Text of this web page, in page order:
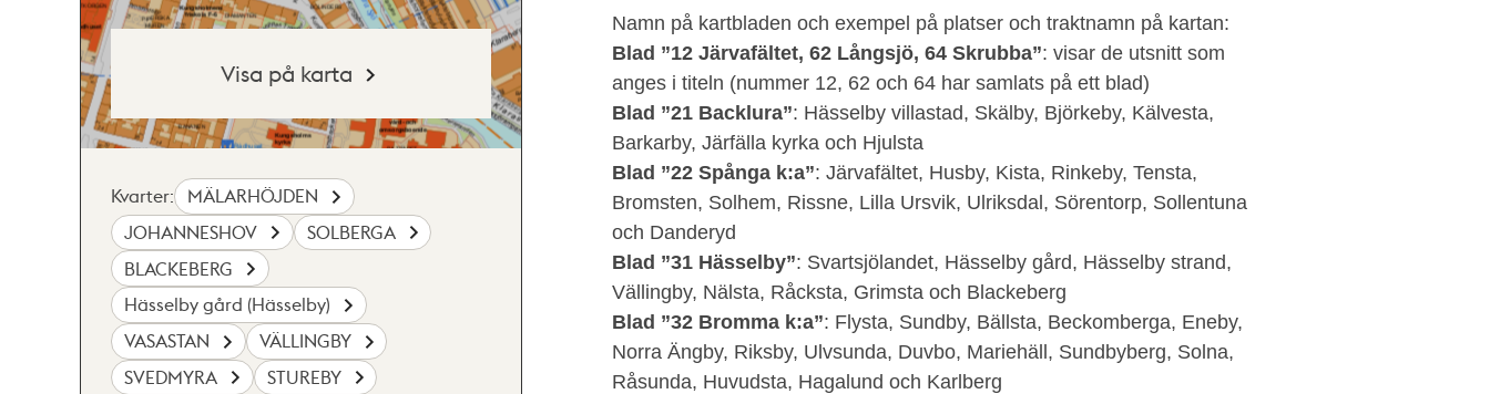
Namn på kartbladen och exempel på platser och traktnamn på kartan:
Blad ”12 Järvafältet, 62 Långsjö, 64 Skrubba”: visar de utsnitt som
anges i titeln (nummer 12, 62 och 64 har samlats på ett blad)
Blad ”21 Backlura”: Hässelby villastad, Skälby, Björkeby, Kälvesta,
Barkarby, Järfälla kyrka och Hjulsta
Blad ”22 Spånga k:a”: Järvafältet, Husby, Kista, Rinkeby, Tensta,
Bromsten, Solhem, Rissne, Lilla Ursvik, Ulriksdal, Sörentorp, Sollentuna
och Danderyd
Blad ”31 Hässelby”: Svartsjölandet, Hässelby gård, Hässelby strand,
Vällingby, Nälsta, Råcksta, Grimsta och Blackeberg
Blad ”32 Bromma k:a”: Flysta, Sundby, Bällsta, Beckomberga, Eneby,
Norra Ängby, Riksby, Ulvsunda, Duvbo, Mariehäll, Sundbyberg, Solna,
Råsunda, Huvudsta, Hagalund och Karlberg
Visa på karta
Kvarter:
MÄLARHÖJDEN
JOHANNESHOV
SOLBERGA
BLACKEBERG
Hässelby gård (Hässelby)
VASASTAN
VÄLLINGBY
SVEDMYRA
STUREBY